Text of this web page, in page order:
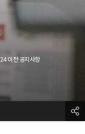
이전 공지사항